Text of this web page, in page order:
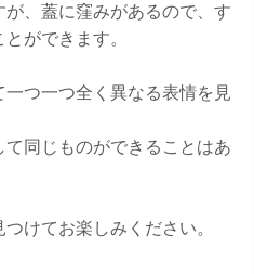
、蓋に窪みがあるので、す
ができます。
つ一つ全く異なる表情を見
同じものができることはあ
けてお楽しみください。